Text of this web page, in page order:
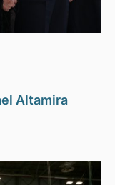
Altamira